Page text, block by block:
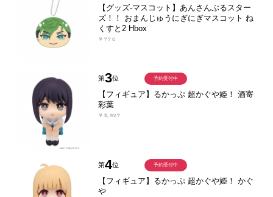
【グッズ-マスコット】あんさんぶるスター
ズ！！ おまんじゅうにぎにぎマスコット ね
くすと2 Hbox
￥770
第3位
【フィギュア】るかっぷ 超かぐや姫！ 酒寄
彩葉
￥3,927
予約受付中
第4位
【フィギュア】るかっぷ 超かぐや姫！ かぐ
や
予約受付中